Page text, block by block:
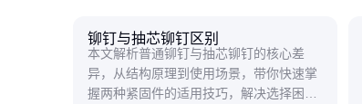
铆钉与抽芯铆钉区别
本文解析普通铆钉与抽芯铆钉的核心差
异，从结构原理到使用场景，带你快速掌
握两种紧固件的适用技巧，解决选择困